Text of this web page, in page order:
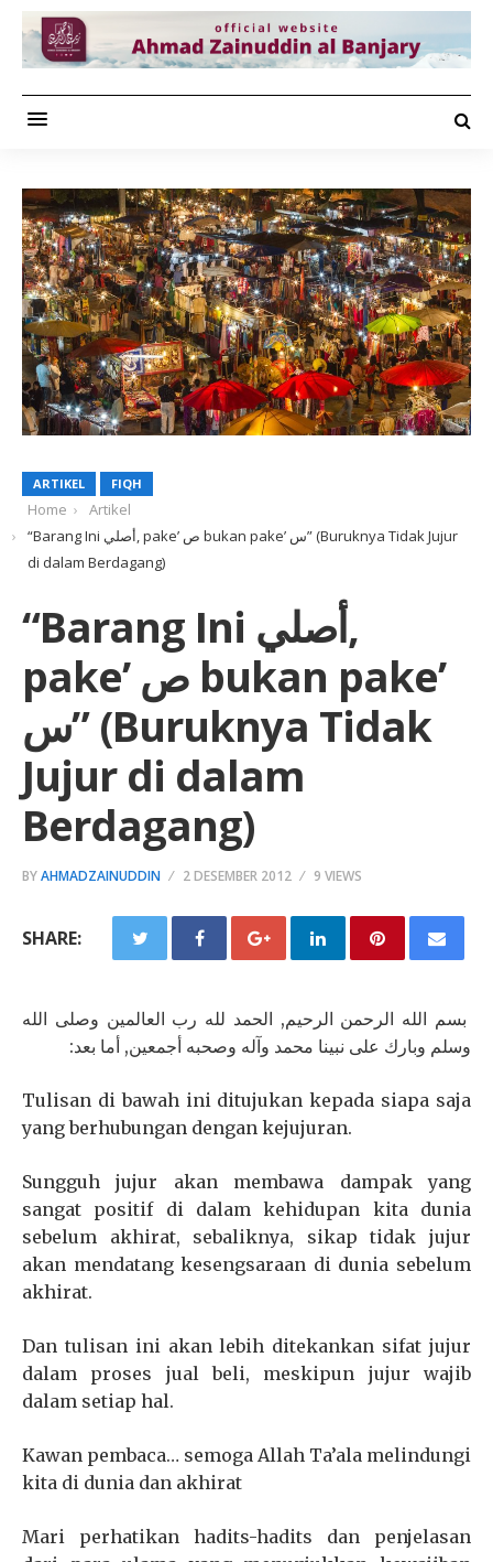
ARTIKEL FIQH
Home
Artikel
“Barang Ini أصلي, pake’ ص bukan pake’ س” (Buruknya Tidak Jujur
di dalam Berdagang)
“Barang Ini أصلي,
pake’ ص bukan pake’
س” (Buruknya Tidak
Jujur di dalam
Berdagang)
BYAHMADZAINUDDIN 2 DESEMBER 2012 9 VIEWS
SHARE:
بسم الله الرحمن الرحيم, الحمد لله رب العالمين وصلى الله
وسلم وبارك على نبينا محمد وآله وصحبه أجمعين, أما بعد:
Tulisan di bawah ini ditujukan kepada siapa saja
yang berhubungan dengan kejujuran.
Sungguh jujur akan membawa dampak yang
sangat positif di dalam kehidupan kita dunia
sebelum akhirat, sebaliknya, sikap tidak jujur
akan mendatang kesengsaraan di dunia sebelum
akhirat.
Dan tulisan ini akan lebih ditekankan sifat jujur
dalam proses jual beli, meskipun jujur wajib
dalam setiap hal.
Kawan pembaca… semoga Allah Ta’ala melindungi
kita di dunia dan akhirat
Mari perhatikan hadits-hadits dan penjelasan